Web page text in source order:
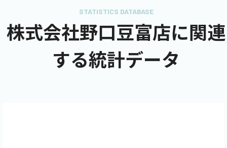
STATISTICS DATABASE
株式会社野口豆富店に関連
する統計データ